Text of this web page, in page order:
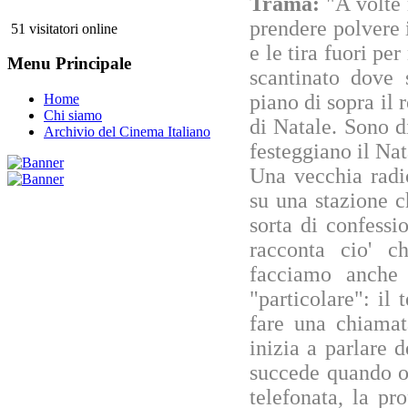
51 visitatori online
Menu Principale
Home
Chi siamo
Archivio del Cinema Italiano
prendere
e le tira fuori per
scantinato
piano di sopra il
di Natale. Sono
festeggiano il
Una vecchia
su una stazione
sorta di
racconta cio'
facciamo
"particolare": il
fare una
inizia a parlare
succede quando
telefonata, la